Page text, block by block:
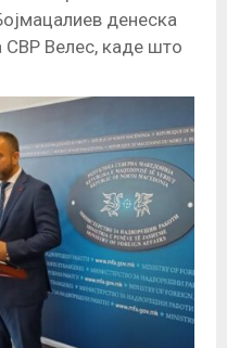
денеска
СВР Велес, каде што